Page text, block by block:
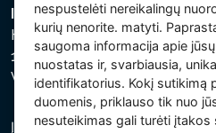
Intex Trading, s.r.o.
Hradecká 2526/3
130 00 Praha 3
Vinohrady - Česká republika
Įmonė įregistruota Prahos
nespustelėti nereikalingų
kurių nenorite. matyti.
saugoma informacija apie
nuostatas ir, svarbiausia,
identifikatorius. Kokį sutikimą
duomenis, priklauso tik nuo
nesuteikimas gali turėti įtakos